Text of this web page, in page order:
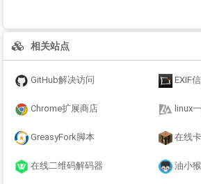
相关站点
GitHub解决访问 EXIF
Chrome扩展商店 linux
GreasyFork脚本 在线
在线二维码解码器 油小猴